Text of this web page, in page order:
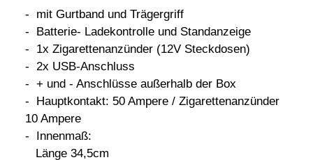
- mit Gurtband und Trägergriff
- Batterie- Ladekontrolle und Standanzeige
- 1x Zigarettenanzünder (12V Steckdosen)
- 2x USB-Anschluss
- + und - Anschlüsse außerhalb der Box
- Hauptkontakt: 50 Ampere / Zigarettenanzünder
10 Ampere
- Innenmaß:
Länge 34,5cm